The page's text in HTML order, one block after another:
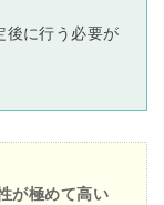
後に行う必要が
が極めて高い